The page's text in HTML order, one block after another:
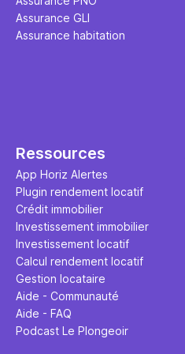
Assurance GLI
Assurance habitation
Ressources
App Horiz Alertes
Plugin rendement locatif
Crédit immobilier
Investissement immobilier
Investissement locatif
Calcul rendement locatif
Gestion locataire
Aide - Communauté
Aide - FAQ
Podcast Le Plongeoir